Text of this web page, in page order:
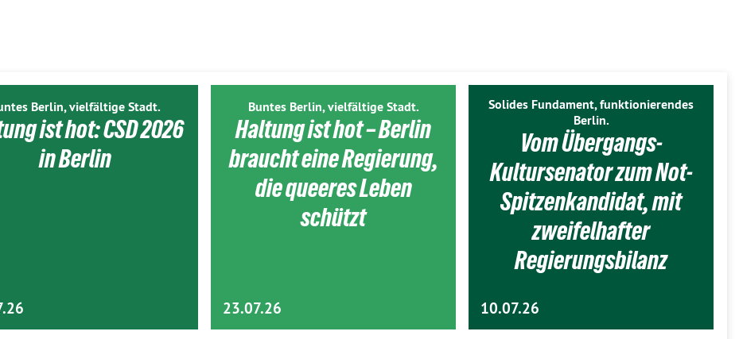
Berlin, vielfältige Stadt.
ist hot: CSD 2026
in Berlin
Buntes Berlin, vielfältige Stadt.
Haltung ist hot – Berlin
braucht eine Regierung,
die queeres Leben
schützt
23.07.26
Solides Fundament, funktionierendes
Berlin.
Vom Übergangs-
Kultursenator zum Not-
Spitzenkandidat, mit
zweifelhafter
Regierungsbilanz
10.07.26